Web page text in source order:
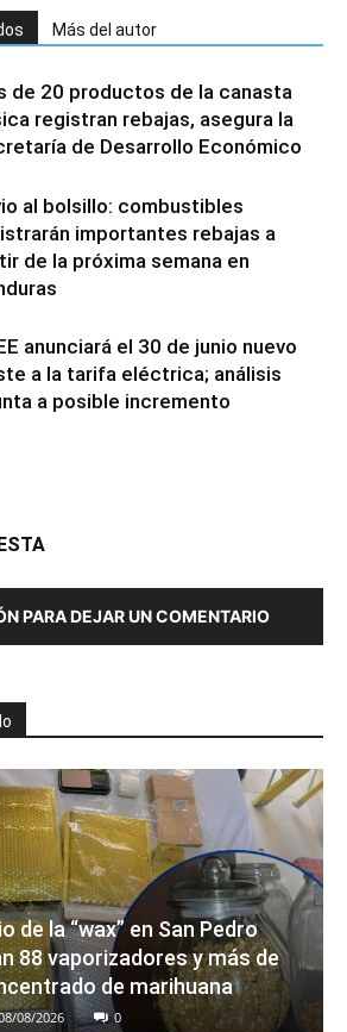
Más del autor
de 20 productos de la canasta
registran rebajas, asegura la
de Desarrollo Económico
al bolsillo: combustibles
importantes rebajas a
de la próxima semana en
anunciará el 30 de junio nuevo
a la tarifa eléctrica; análisis
a posible incremento
PARA DEJAR UN COMENTARIO
de la “wax” en San Pedro
88 vaporizadores y más de
de marihuana
08/2026 0